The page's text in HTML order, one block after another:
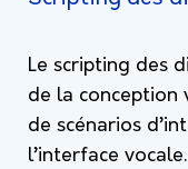
Le scripting des
de la conception
de scénarios
l’interface